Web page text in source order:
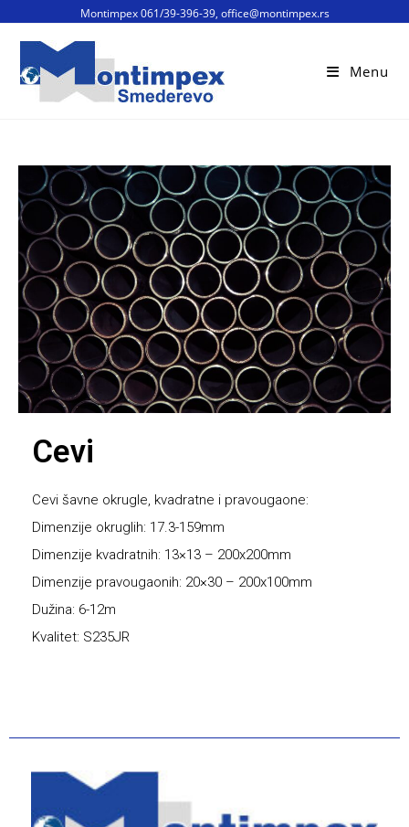
Montimpex 061/39-396-39, office@montimpex.rs
Menu
Cevi
Cevi šavne okrugle, kvadratne i pravougaone:
Dimenzije okruglih: 17.3-159mm
Dimenzije kvadratnih: 13×13 – 200x200mm
Dimenzije pravougaonih: 20×30 – 200x100mm
Dužina: 6-12m
Kvalitet: S235JR